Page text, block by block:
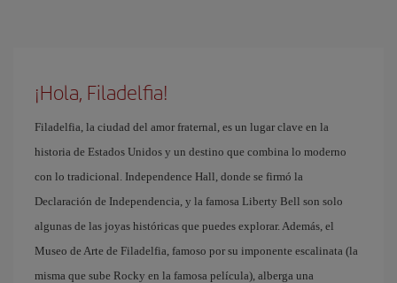
¡Hola, Filadelfia!
Filadelfia, la ciudad del amor fraternal, es un lugar clave en la
historia de Estados Unidos y un destino que combina lo moderno
con lo tradicional. Independence Hall, donde se firmó la
Declaración de Independencia, y la famosa Liberty Bell son solo
algunas de las joyas históricas que puedes explorar. Además, el
Museo de Arte de Filadelfia, famoso por su imponente escalinata (la
misma que sube Rocky en la famosa película), alberga una